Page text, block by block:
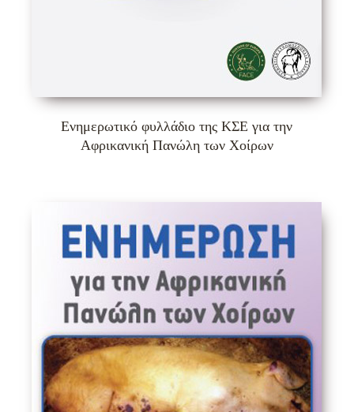
Ενημερωτικό φυλλάδιο της ΚΣΕ για την
Αφρικανική Πανώλη των Χοίρων